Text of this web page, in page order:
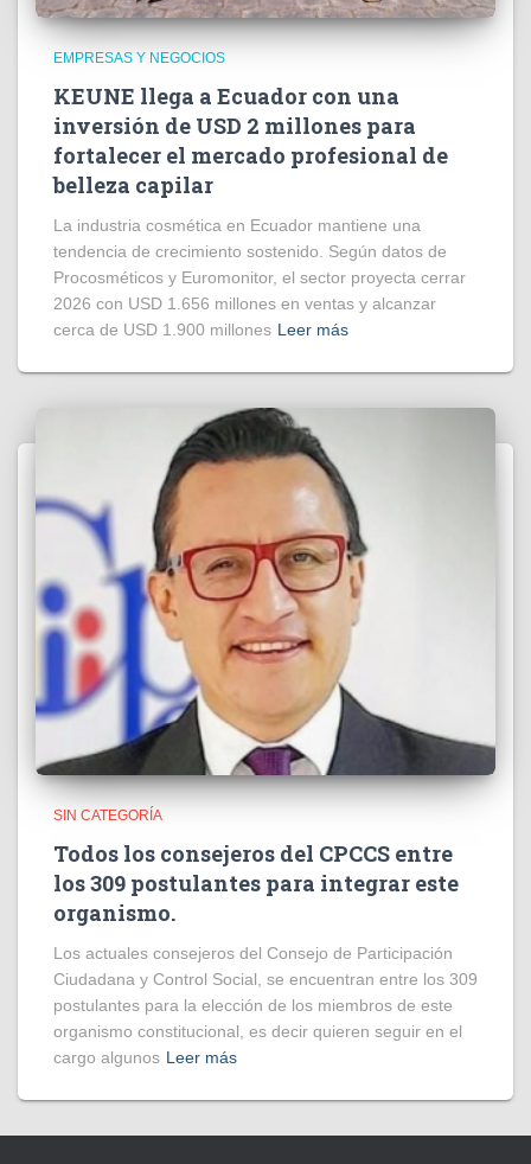
EMPRESAS Y NEGOCIOS
KEUNE llega a Ecuador con una
inversión de USD 2 millones para
fortalecer el mercado profesional de
belleza capilar
La industria cosmética en Ecuador mantiene una
tendencia de crecimiento sostenido. Según datos de
Procosméticos y Euromonitor, el sector proyecta cerrar
2026 con USD 1.656 millones en ventas y alcanzar
cerca de USD 1.900 millones Leer más
SIN CATEGORÍA
Todos los consejeros del CPCCS entre
los 309 postulantes para integrar este
organismo.
Los actuales consejeros del Consejo de Participación
Ciudadana y Control Social, se encuentran entre los 309
postulantes para la elección de los miembros de este
organismo constitucional, es decir quieren seguir en el
cargo algunos Leer más